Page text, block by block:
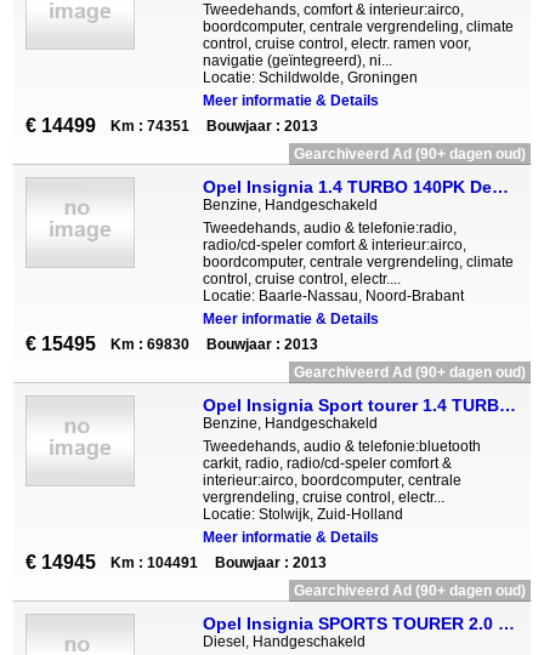
Tweedehands, comfort & interieur:airco,
boordcomputer, centrale vergrendeling, climate
control, cruise control, electr. ramen voor,
navigatie (geïntegreerd), ni...
Locatie: Schildwolde, Groningen
Meer informatie & Details
€ 14499 Km : 74351
Bouwjaar : 2013
Gearchiveerd Ad (90+ dagen oud)
Opel Insignia 1.4 TURBO 140PK Design Edition NAVI CLIMAT-CONTRO
Benzine, Handgeschakeld
Tweedehands, audio & telefonie:radio,
radio/cd-speler comfort & interieur:airco,
boordcomputer, centrale vergrendeling, climate
control, cruise control, electr....
Locatie: Baarle-Nassau, Noord-Brabant
Meer informatie & Details
€ 15495 Km : 69830
Bouwjaar : 2013
Gearchiveerd Ad (90+ dagen oud)
Opel Insignia Sport tourer 1.4 TURBO Business Facelift full map
Benzine, Handgeschakeld
Tweedehands, audio & telefonie:bluetooth
carkit, radio, radio/cd-speler comfort &
interieur:airco, boordcomputer, centrale
vergrendeling, cruise control, electr...
Locatie: Stolwijk, Zuid-Holland
Meer informatie & Details
€ 14945 Km : 104491
Bouwjaar : 2013
Gearchiveerd Ad (90+ dagen oud)
Opel Insignia SPORTS TOURER 2.0 CDTI 160pk Business xenon, 18 i
Diesel, Handgeschakeld